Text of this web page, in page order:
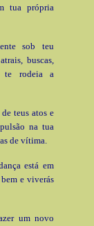
tua própria
sob teu
buscas,
te rodeia a
teus atos e
na tua
de vítima.
está em
e viverás
um novo